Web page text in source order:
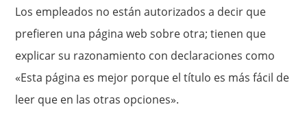
Los empleados no están autorizados a decir que
prefieren una página web sobre otra; tienen que
explicar su razonamiento con declaraciones como
«Esta página es mejor porque el título es más fácil de
leer que en las otras opciones».